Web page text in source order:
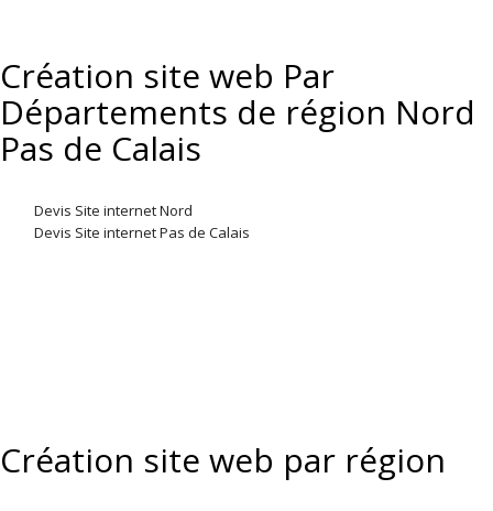
Création site web Par
Départements de région Nord
Pas de Calais
Devis Site internet Nord
Devis Site internet Pas de Calais
Création site web par région